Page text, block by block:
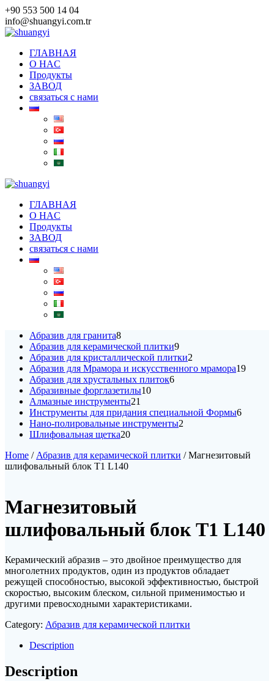
Skip
to
content
+90 553 500 14 04
info@shuangyi.com.tr
ГЛАВНАЯ
O HAC
Продукты
ЗАВОД
связаться с нами
ГЛАВНАЯ
O HAC
Продукты
ЗАВОД
связаться с нами
Абразив для гранита88
products
Абразив для керамической плитки99
products
Абразив для кристаллической плитки2
products
Абразив для Мрамора и искусственного мрамора1919
Абразив для хрустальных плиток66
Абразивные форглазетилы1010
Алмазные инструменты21
products
Инструменты для придания специальной Формы66
Нано-полировальные инструменты2
Шлифовальная щетка2020
Home / Абразив для керамической плитки / Магнезитовый
шлифовальный блок T1 L140
Магнезитовый
шлифовальный блок T1 L140
Керамический абразив – это двойное преимущество для
многолетних продуктов, один из продуктов обладает
режущей способностью, высокой эффективностью, быстрой
скоростью, высоким блеском, сильной применимостью и
другими превосходными характеристиками.
Category: Абразив для керамической плитки
Description
Description